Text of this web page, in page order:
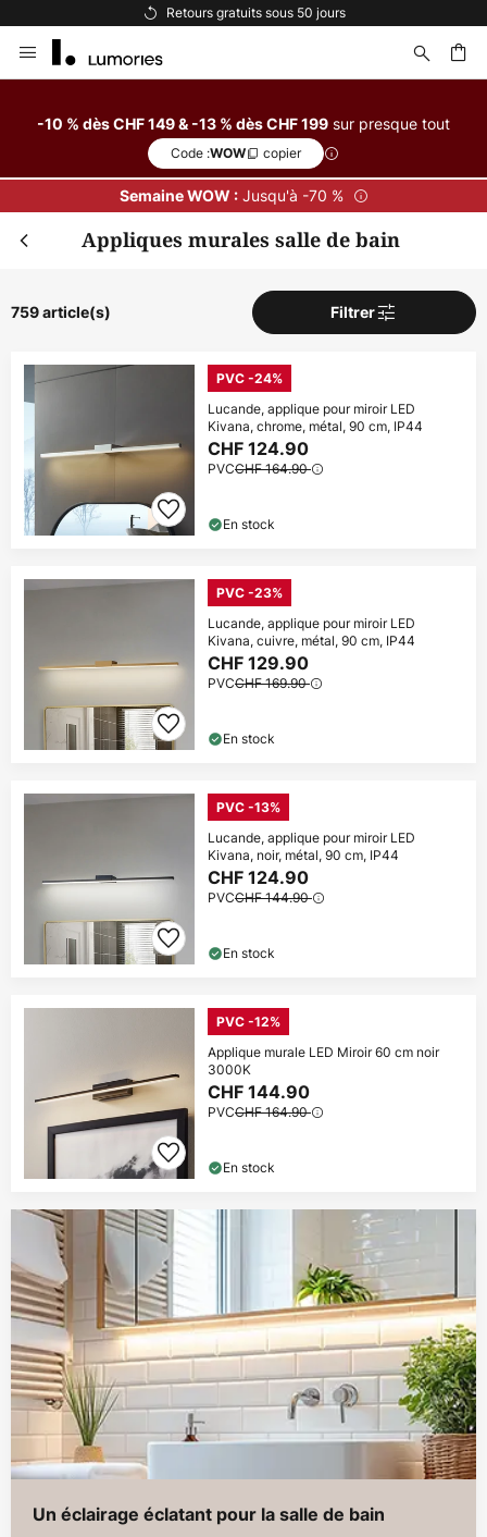
Options de paiement flexibles
Allez
au
-10 % dès CHF 149 & -13 % dès CHF 199 sur presque tout
Code :WOW copier
Semaine WOW :Jusqu'à -70 %
Appliques murales salle de bain
759 article(s) Filtrer
PVC -24%
Lucande, applique pour miroir LED
Kivana, chrome, métal, 90 cm, IP44
CHF 124.90
PVCCHF 164.90
En stock
PVC -23%
Lucande, applique pour miroir LED
Kivana, cuivre, métal, 90 cm, IP44
CHF 129.90
PVCCHF 169.90
En stock
PVC -13%
Lucande, applique pour miroir LED
Kivana, noir, métal, 90 cm, IP44
CHF 124.90
PVCCHF 144.90
En stock
PVC -12%
Applique murale LED Miroir 60 cm noir
3000K
CHF 144.90
PVCCHF 164.90
En stock
Un éclairage éclatant pour la salle de bain
dès CHF 149
-13 % suppl.dès CHF 199
sur presque tout*
Code :WOW copier